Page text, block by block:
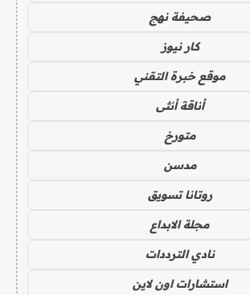
صحيفة نهج
كار نيوز
موقع خبرة التقني
أناقة أنثى
متورخ
مدسن
روتانا تسويق
مجلة الابداع
نادي الترددات
استشارات اون لاين